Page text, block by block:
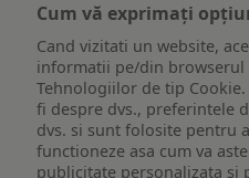
Cum vă exprimați
Cand vizitati un website,
informatii pe/din
Tehnologiilor de tip
fi despre dvs., preferintele
dvs. si sunt folosite pentru
functioneze asa cum va
publicitate personalizata si